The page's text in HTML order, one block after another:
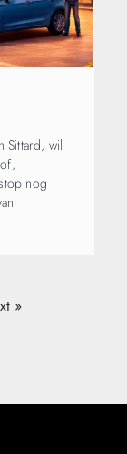
Sittard, wil
nog
»